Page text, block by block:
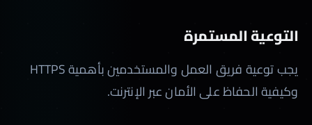
التوعية المستمرة
يجب توعية فريق العمل والمستخدمين بأهمية HTTPS
وكيفية الحفاظ على الأمان عبر الإنترنت.